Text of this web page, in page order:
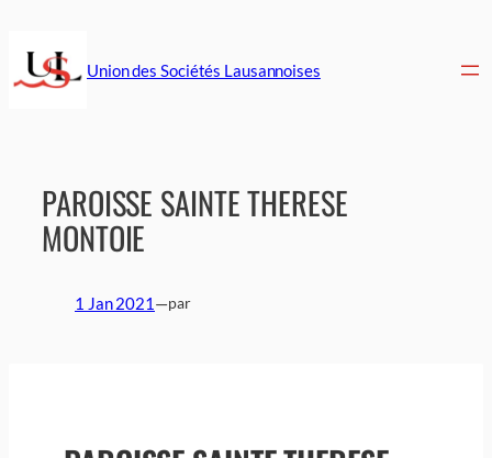
contenu
Union des Sociétés Lausannoises
PAROISSE SAINTE THERESE
MONTOIE
1 Jan 2021 —par